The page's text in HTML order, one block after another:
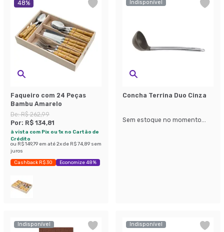
48%
Faqueiro com 24 Peças
Bambu Amarelo
De:R$ 262,99
Por: R$ 134,81
à vista com Pix ou 1x no Cartão de
Crédito
ou R$ 149,79 em até2x de R$ 74,89 sem
juros
Cashback R$ 30 Economize 48%
Indisponível
Concha Terrina Duo Cinza
Sem estoque no momento...
Indisponível Indisponível